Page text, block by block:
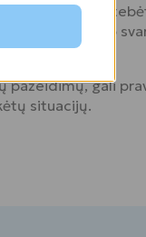
laiku
Būtent dėl to
pažeidimų, gali
situacijų.